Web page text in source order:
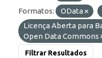
Formatos:
OData
Licença Aberta para
Open Data Commons
Filtrar Resultados